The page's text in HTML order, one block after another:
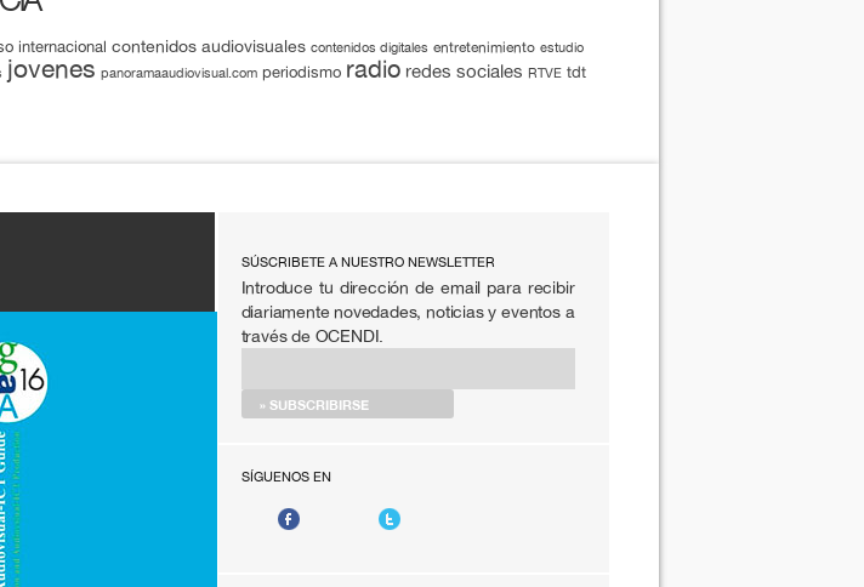
internacional contenidos audiovisuales contenidos digitales entretenimiento estudio
jovenes panoramaaudiovisual.com periodismo radio redes sociales RTVE tdt
SÚSCRIBETE A NUESTRO NEWSLETTER
Introduce tu dirección de email para recibir
diariamente novedades, noticias y eventos a
través de OCENDI.
SÍGUENOS EN